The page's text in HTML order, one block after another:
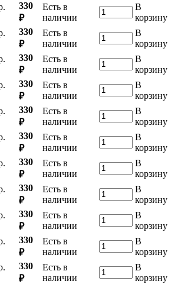
330
₽
Есть в
наличии
В
корзину
330
₽
Есть в
наличии
В
корзину
330
₽
Есть в
наличии
В
корзину
330
₽
Есть в
наличии
В
корзину
330
₽
Есть в
наличии
В
корзину
330
₽
Есть в
наличии
В
корзину
330
₽
Есть в
наличии
В
корзину
330
₽
Есть в
наличии
В
корзину
330
₽
Есть в
наличии
В
корзину
330
₽
Есть в
наличии
В
корзину
330
₽
Есть в
наличии
В
корзину